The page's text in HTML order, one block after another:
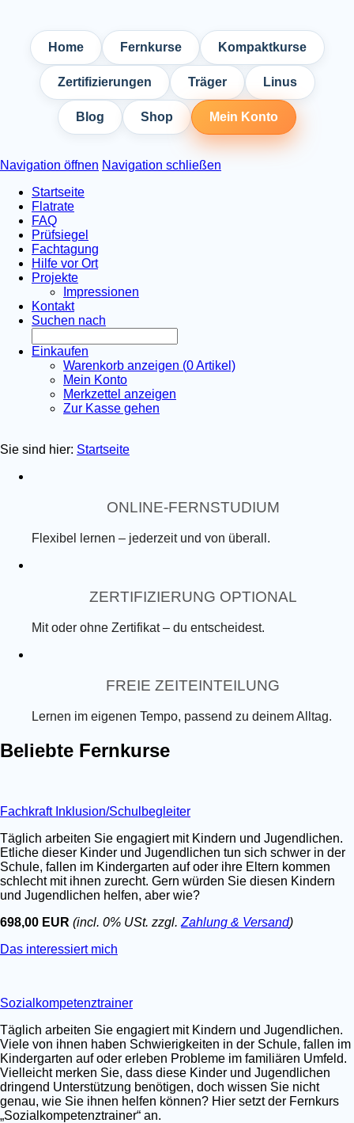
Home Fernkurse Kompaktkurse
Zertifizierungen Träger Linus
Blog Shop Mein Konto
Navigation öffnen Navigation schließen
Startseite
Flatrate
FAQ
Prüfsiegel
Fachtagung
Hilfe vor Ort
Projekte
Impressionen
Kontakt
Suchen nach
Einkaufen
Warenkorb anzeigen (0Artikel)
Mein Konto
Merkzettel anzeigen
Zur Kasse gehen
Sie sind hier: Startseite
ONLINE-FERNSTUDIUM
Flexibel lernen – jederzeit und von überall.
ZERTIFIZIERUNG OPTIONAL
Mit oder ohne Zertifikat – du entscheidest.
FREIE ZEITEINTEILUNG
Lernen im eigenen Tempo, passend zu deinem Alltag.
Beliebte Fernkurse
Fachkraft Inklusion/Schulbegleiter
Täglich arbeiten Sie engagiert mit Kindern und Jugendlichen.
Etliche dieser Kinder und Jugendlichen tun sich schwer in der
Schule, fallen im Kindergarten auf oder ihre Eltern kommen
schlecht mit ihnen zurecht. Gern würden Sie diesen Kindern
und Jugendlichen helfen, aber wie?
698,00 EUR (incl. 0% USt. zzgl. Zahlung & Versand)
Das interessiert mich
Sozialkompetenztrainer
Täglich arbeiten Sie engagiert mit Kindern und Jugendlichen.
Viele von ihnen haben Schwierigkeiten in der Schule, fallen im
Kindergarten auf oder erleben Probleme im familiären Umfeld.
Vielleicht merken Sie, dass diese Kinder und Jugendlichen
dringend Unterstützung benötigen, doch wissen Sie nicht
genau, wie Sie ihnen helfen können? Hier setzt der Fernkurs
„Sozialkompetenztrainer“ an.